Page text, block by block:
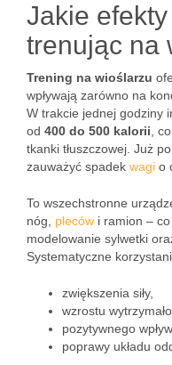
Jakie
trenując na
Trening na wioślarzu
wpływają zarówno na
W trakcie jednej godziny
od 400 do 500 kalorii ,
tkanki tłuszczowej. Już
zauważyć spadek wagi o
To wszechstronne
nóg, pleców i ramion –
modelowanie sylwetki
Systematyczne
zwiększenia siły,
wzrostu
pozytywnego
poprawy układu